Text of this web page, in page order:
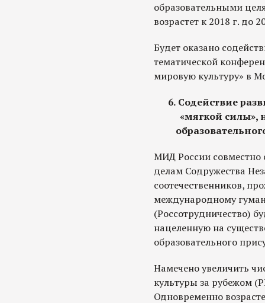
образовательными
возрастет к 2018 г. до
Будет оказано
тематической
мировую культуру» в
6. Содействие
«мягкой силы»,
МИД России совместно
делам Содружества
соотечественников,
международному
(Россотрудничество)
нацеленную на
образовательного
Намечено увеличить
культуры за рубежом
Одновременно